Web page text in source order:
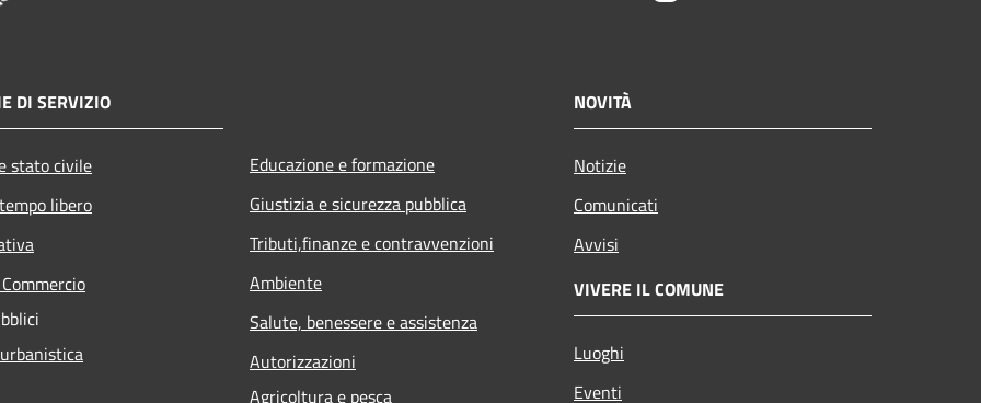
DI SERVIZIO
stato civile
libero
Educazione e formazione
Giustizia e sicurezza pubblica
Tributi,finanze e contravvenzioni
Ambiente
Salute, benessere e assistenza
Autorizzazioni
Agricoltura e pesca
NOVITÀ
Notizie
Comunicati
Avvisi
VIVERE IL COMUNE
Luoghi
Eventi